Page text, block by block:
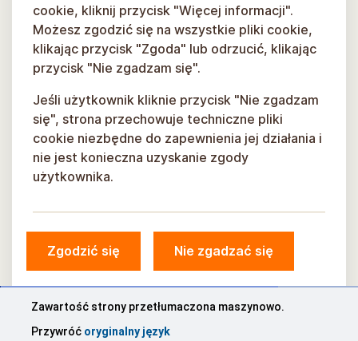
cookie, kliknij przycisk "Więcej informacji".
Możesz zgodzić się na wszystkie pliki cookie,
klikając przycisk "Zgoda" lub odrzucić, klikając
przycisk "Nie zgadzam się".
Jeśli użytkownik kliknie przycisk "Nie zgadzam
się", strona przechowuje techniczne pliki
cookie niezbędne do zapewnienia jej działania i
nie jest konieczna uzyskanie zgody
użytkownika.
Zgodzić się Nie zgadzać się
Zawartość strony przetłumaczona maszynowo.
Przywróć oryginalny język